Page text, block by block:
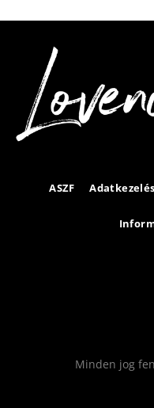
ASZF
Minden jog